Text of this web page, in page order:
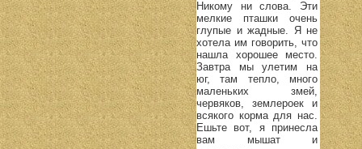
Никому ни слова. Эти
мелкие пташки очень
глупые и жадные. Я не
хотела им говорить, что
нашла хорошее место.
Завтра мы улетим на
юг, там тепло, много
маленьких змей,
червяков, землероек и
всякого корма для нас.
Ешьте вот, я принесла
вам мышат и